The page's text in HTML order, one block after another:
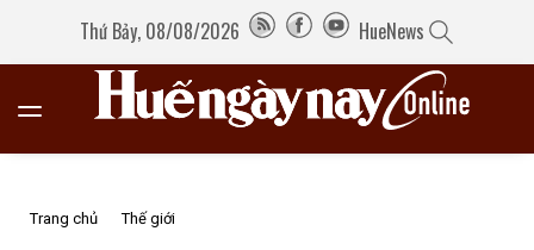
Thứ Bảy, 08/08/2026 HueNews
Trang chủ Thế giới